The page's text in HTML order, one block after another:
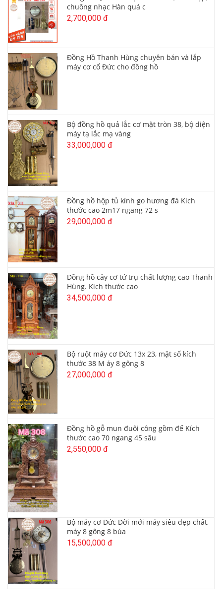
chuông nhạc Hàn quá c
2,700,000 đ
Đồng Hồ Thanh Hùng chuyên bán và lắp
máy cơ cổ Đức cho đồng hồ
Bộ đồng hồ quả lắc cơ mặt tròn 38, bộ diện
máy tạ lắc mạ vàng
33,000,000 đ
Đồng hồ hộp tủ kính go hương đá Kich
thước cao 2m17 ngang 72 s
29,000,000 đ
Đồng hồ cây cơ tứ trụ chất lượng cao Thanh
Hùng. Kich thước cao
34,500,000 đ
Bộ ruột máy cơ Đức 13x 23, mặt số kích
thước 38 M áy 8 gông 8
27,000,000 đ
Đồng hồ gỗ mun đuôi công gồm đế Kích
thước cao 70 ngang 45 sâu
2,550,000 đ
Bộ máy cơ Đức Đời mới máy siêu đẹp chất,
máy 8 gông 8 búa
15,500,000 đ